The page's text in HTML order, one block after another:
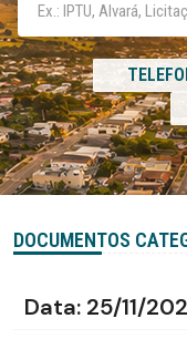
DOCUMENTOS
Data: 25/11/